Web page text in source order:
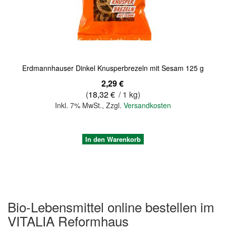
Erdmannhauser Dinkel Knusperbrezeln mit Sesam 125 g
2,29 €
(18,32 € / 1 kg)
Inkl. 7% MwSt., Zzgl. Versandkosten
In den Warenkorb
Bio-Lebensmittel online bestellen im
VITALIA Reformhaus